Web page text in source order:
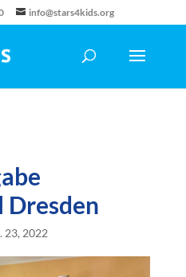
info@stars4kids.org
Dresden
23, 2022